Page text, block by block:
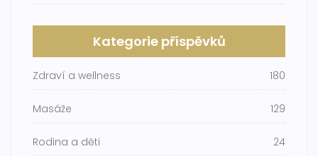
Kategorie příspěvků
Zdraví a wellness 180
Masáže 129
Rodina a děti 24